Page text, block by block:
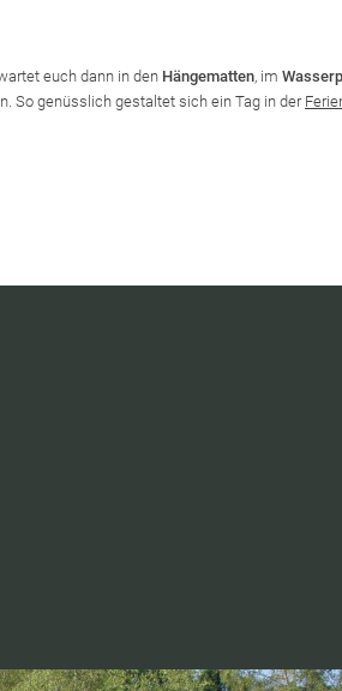
euch dann in den Hängematten, im
So genüsslich gestaltet sich ein Tag in der